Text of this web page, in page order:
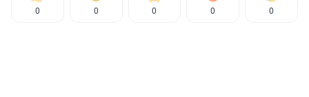
0 0 0 0 0